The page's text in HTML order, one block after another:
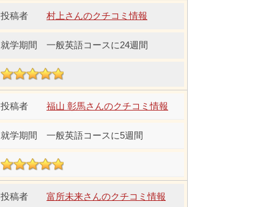
村上さんのクチコミ情報
一般英語コースに24週間
福山 彰馬さんのクチコミ情報
一般英語コースに5週間
富所未来さんのクチコミ情報